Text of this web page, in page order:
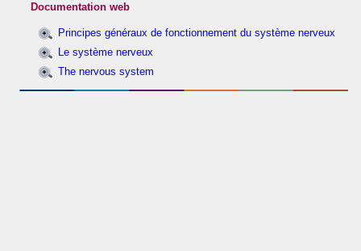
Documentation web
Principes généraux de fonctionnement du système nerveux
Le système nerveux
The nervous system